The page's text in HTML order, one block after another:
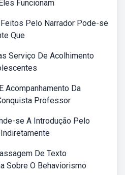
Funcionam
Pelo Narrador Pode-se
Que
Serviço De Acolhimento
Acompanhamento Da
Professor
se A Introdução Pelo
De Texto
Sobre O Behaviorismo